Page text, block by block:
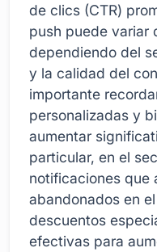
de clics (CTR)
push puede variar
dependiendo del
y la calidad del
importante
personalizadas y
aumentar
particular, en el
notificaciones que
abandonados en
descuentos
efectivas para